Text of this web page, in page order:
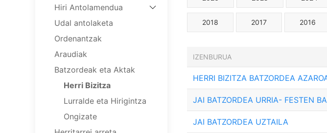
2018 2017 2016
IZENBURUA
HERRI BIZITZA BATZORDEA
JAI BATZORDEA URRIA- FESTEN
JAI BATZORDEA UZTAILA
Hiri Antolamendua
Udal antolaketa
Ordenantzak
Araudiak
Batzordeak eta Aktak
Herri Bizitza
Lurralde eta Hirigintza
Ongizate